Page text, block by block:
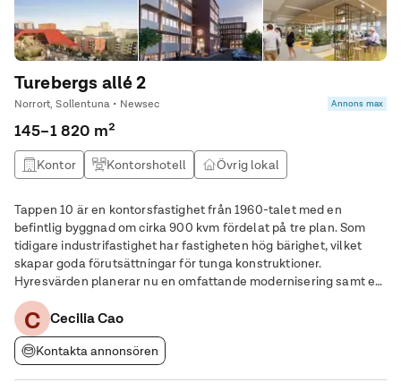
Turebergs allé 2
Norrort, Sollentuna • Newsec Annons max
145–1 820 m²
Kontor Kontorshotell Övrig lokal
Tappen 10 är en kontorsfastighet från 1960-talet med en
befintlig byggnad om cirka 900 kvm fördelat på tre plan. Som
tidigare industrifastighet har fastigheten hög bärighet, vilket
skapar goda förutsättningar för tunga konstruktioner.
Hyresvärden planerar nu en omfattande modernisering samt en
påbyggnad med två våningar, vilket kommer att utöka totalytan
till 4 520 kvm. Fastigheten kommer även
C Cecilia Cao
Kontakta annonsören